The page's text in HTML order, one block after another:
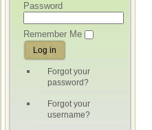
Password
Remember Me
Forgot your
password?
Forgot your
username?